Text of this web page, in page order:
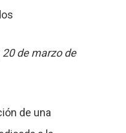
de marzo de
de una